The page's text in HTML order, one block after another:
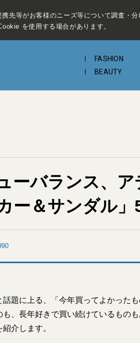
先等がお客様のニーズ等について調査・
を使用する場合があります。
FASHION
BEAUTY
ーバランス、
ー＆サンダル」
話題に上る、「今年買ってよかった
も、長年好きで買い続けているもの
介します。